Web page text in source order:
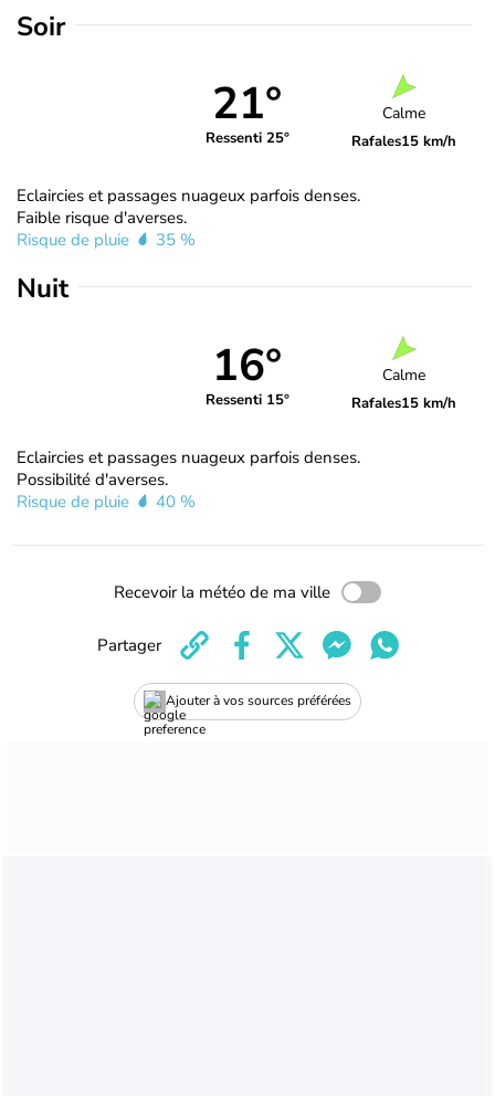
Soir
21°
Ressenti 25°
Calme
Rafales15 km/h
Eclaircies et passages nuageux parfois denses.
Faible risque d'averses.
Risque de pluie
35 %
Nuit
16°
Ressenti 15°
Calme
Rafales15 km/h
Eclaircies et passages nuageux parfois denses.
Possibilité d'averses.
Risque de pluie
40 %
Recevoir la météo de ma ville
Ajouter à vos sources préférées
Partager